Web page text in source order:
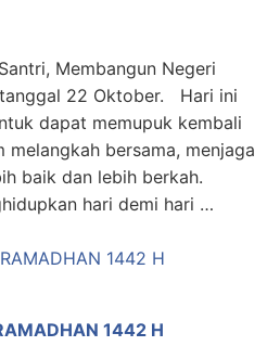
Membangun Negeri
22 Oktober. Hari ini
dapat memupuk kembali
bersama, menjaga
baik dan lebih berkah.
hari demi hari …
1442 H